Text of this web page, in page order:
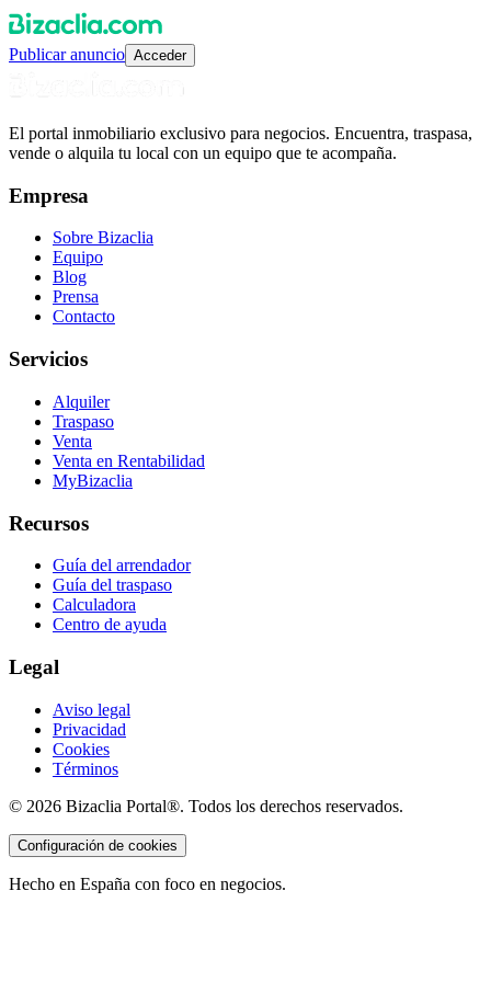
Publicar anuncio Acceder
El portal inmobiliario exclusivo para negocios. Encuentra, traspasa,
vende o alquila tu local con un equipo que te acompaña.
Empresa
Sobre Bizaclia
Equipo
Blog
Prensa
Contacto
Servicios
Alquiler
Traspaso
Venta
Venta en Rentabilidad
MyBizaclia
Recursos
Guía del arrendador
Guía del traspaso
Calculadora
Centro de ayuda
Legal
Aviso legal
Privacidad
Cookies
Términos
© 2026 Bizaclia Portal®. Todos los derechos reservados.
Configuración de cookies
Hecho en España con foco en negocios.